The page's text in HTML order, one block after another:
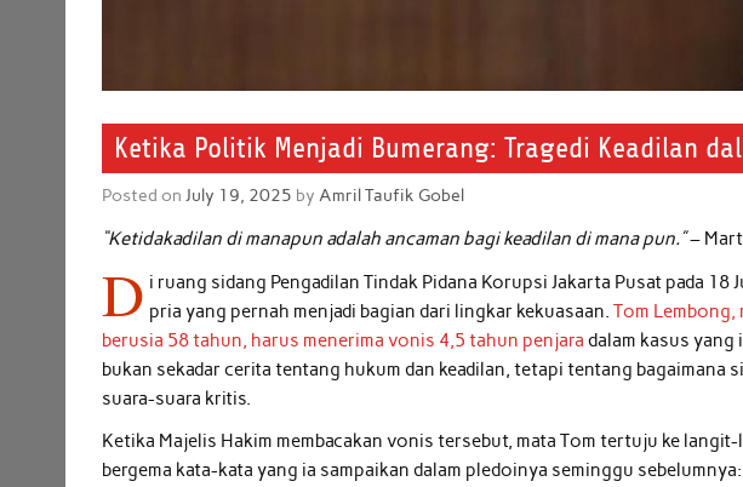
Ketika Politik Menjadi Bumerang: Tragedi Keadilan
Posted onJuly 19, 2025 byAmril Taufik Gobel
“Ketidakadilan di manapun adalah ancaman bagi keadilan di mana pun.”–
D i ruang sidang Pengadilan Tindak Pidana Korupsi Jakarta Pusat pada
pria yang pernah menjadi bagian dari lingkar kekuasaan.Tom Lembong,
berusia 58 tahun, harus menerima vonis 4,5 tahun penjara dalam kasus yang
bukan sekadar cerita tentang hukum dan keadilan, tetapi tentang bagaimana
suara-suara kritis.
Ketika Majelis Hakim membacakan vonis tersebut, mata Tom tertuju ke
bergema kata-kata yang ia sampaikan dalam pledoinya seminggu sebelumnya: